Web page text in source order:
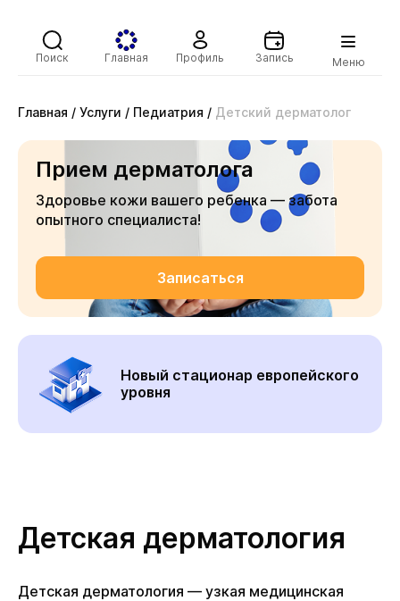
Поиск Главная Профиль Запись Меню
Главная / Услуги / Педиатрия / Детский дерматолог
Прием дерматолога
Здоровье кожи вашего ребенка — забота
опытного специалиста!
Записаться
Новый стационар европейского
уровня
Детская дерматология
Детская дерматология — узкая медицинская